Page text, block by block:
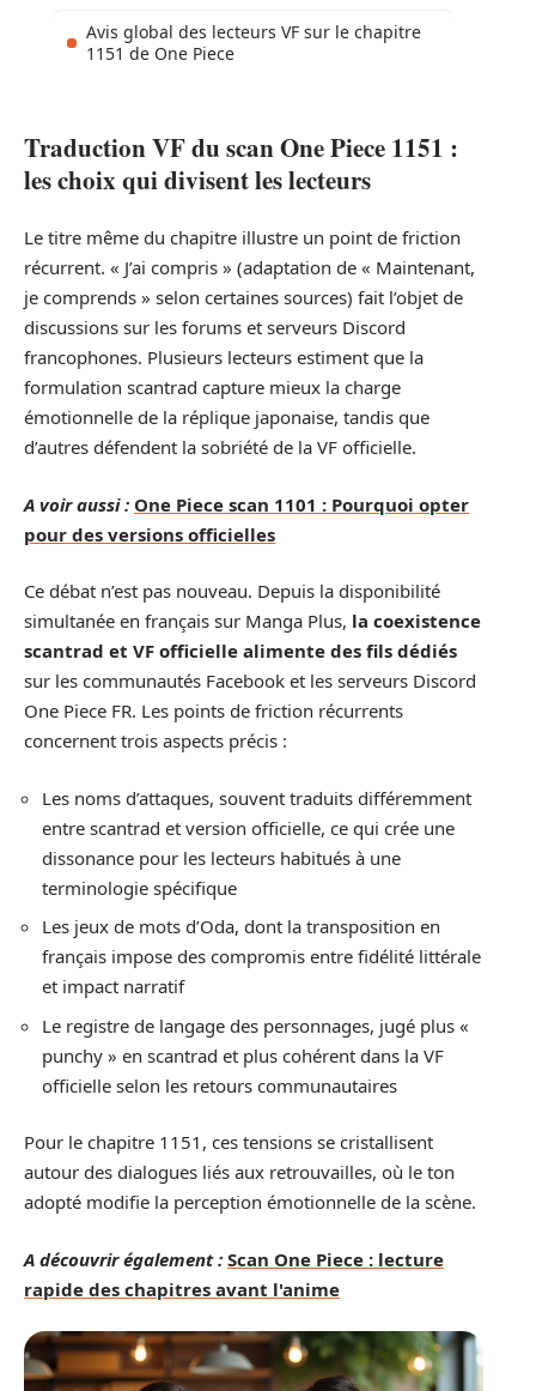
Avis global des lecteurs VF sur le chapitre
1151 de One Piece
Traduction VF du scan One Piece 1151 :
les choix qui divisent les lecteurs
Le titre même du chapitre illustre un point de friction
récurrent. « J’ai compris » (adaptation de « Maintenant,
je comprends » selon certaines sources) fait l’objet de
discussions sur les forums et serveurs Discord
francophones. Plusieurs lecteurs estiment que la
formulation scantrad capture mieux la charge
émotionnelle de la réplique japonaise, tandis que
d’autres défendent la sobriété de la VF officielle.
A voir aussi : One Piece scan 1101 : Pourquoi opter
pour des versions officielles
Ce débat n’est pas nouveau. Depuis la disponibilité
simultanée en français sur Manga Plus, la coexistence
scantrad et VF officielle alimente des fils dédiés
sur les communautés Facebook et les serveurs Discord
One Piece FR. Les points de friction récurrents
concernent trois aspects précis :
Les noms d’attaques, souvent traduits différemment
entre scantrad et version officielle, ce qui crée une
dissonance pour les lecteurs habitués à une
terminologie spécifique
Les jeux de mots d’Oda, dont la transposition en
français impose des compromis entre fidélité littérale
et impact narratif
Le registre de langage des personnages, jugé plus «
punchy » en scantrad et plus cohérent dans la VF
officielle selon les retours communautaires
Pour le chapitre 1151, ces tensions se cristallisent
autour des dialogues liés aux retrouvailles, où le ton
adopté modifie la perception émotionnelle de la scène.
A découvrir également : Scan One Piece : lecture
rapide des chapitres avant l'anime